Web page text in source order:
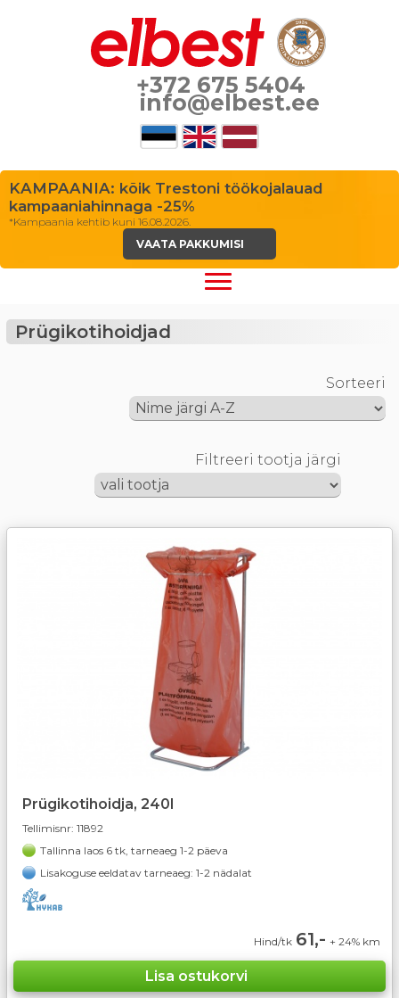
+372 675 5404
info@elbest.ee
KAMPAANIA: kõik Trestoni töökojalauad
kampaaniahinnaga -25%
*Kampaania kehtib kuni 16.08.2026.
VAATA PAKKUMISI
Prügikotihoidjad
Sorteeri
Filtreeri tootja järgi
Prügikotihoidja, 240l
Tellimisnr: 11892
Tallinna laos 6 tk, tarneaeg 1-2 päeva
Lisakoguse eeldatav tarneaeg: 1-2 nädalat
Hind/tk 61,- + 24% km